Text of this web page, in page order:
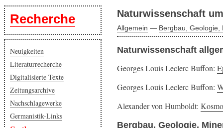
Naturwissenschaft
Allgemein — Bergbau, Geologie,
Naturwissenschaft
Georges Louis Leclerc Buffon:
Georges Louis Leclerc Buffon:
Alexander von Humboldt:
Bergbau, Geologie,
Recherche
Neuigkeiten
Literaturrecherche
Digitalisierte Texte
Zeitungsarchive
Nachschlagewerke
Germanistik-Links